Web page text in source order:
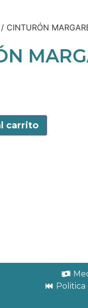
CINTURÓN
carrito